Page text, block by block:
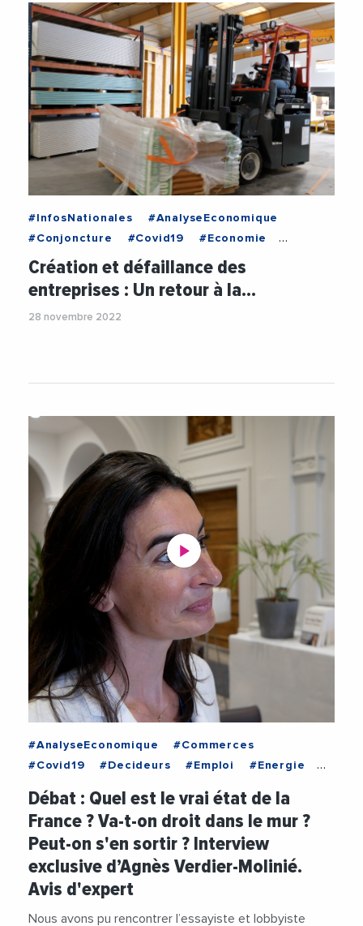
#InfosNationales
#AnalyseEconomique
#Conjoncture
#Covid19
#Economie
#Entreprises
#Industrie
Création et défaillance des
entreprises : Un retour à la…
28 novembre 2022
#AnalyseEconomique
#Commerces
#Covid19
#Decideurs #Emploi
#Energie
#Ukraine
#Videos
Débat : Quel est le vrai état de la
France ? Va-t-on droit dans le mur ?
Peut-on s'en sortir ? Interview
exclusive d’Agnès Verdier-Molinié.
Avis d'expert
Nous avons pu rencontrer l’essayiste et lobbyiste